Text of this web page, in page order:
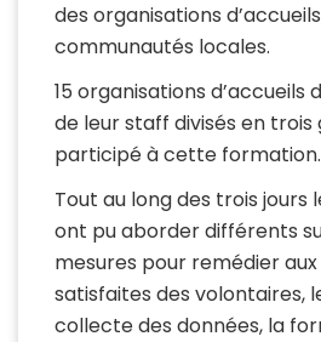
des organisations
communautés locales.
15 organisations d’accueils
de leur staff divisés en trois
participé à cette formation.
Tout au long des trois jours
ont pu aborder différents
mesures pour remédier
satisfaites des volontaires,
collecte des données, la